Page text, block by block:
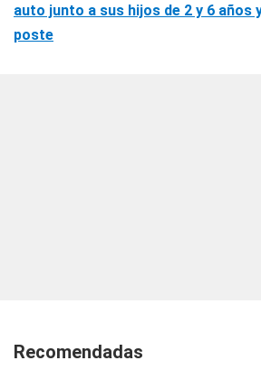
auto junto a sus hijos de 2 y 6 años
poste
Recomendadas